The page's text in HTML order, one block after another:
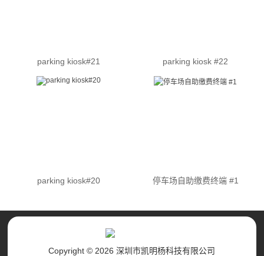
parking kiosk#21 parking kiosk #22
parking kiosk#20 停车场自助缴费终端 #1
Copyright © 2026 深圳市凯明杨科技有限公司